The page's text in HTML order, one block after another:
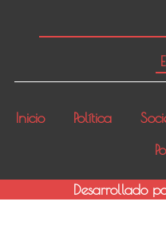
Inicio Política
Desarrollado